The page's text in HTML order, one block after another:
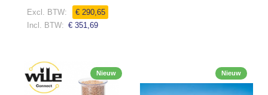
€ 290,65
€ 351,69
Nieuw Nieuw